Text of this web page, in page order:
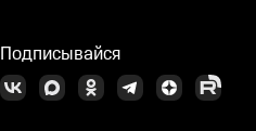
Подписывайся